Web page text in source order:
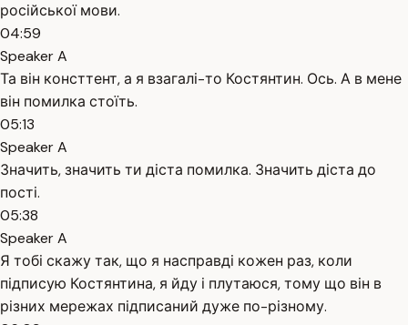
російської мови.
04:59
Speaker A
Та він консттент, а я взагалі-то Костянтин. Ось. А в мене
він помилка стоїть.
05:13
Speaker A
Значить, значить ти діста помилка. Значить діста до
пості.
05:38
Speaker A
Я тобі скажу так, що я насправді кожен раз, коли
підписую Костянтина, я йду і плутаюся, тому що він в
різних мережах підписаний дуже по-різному.